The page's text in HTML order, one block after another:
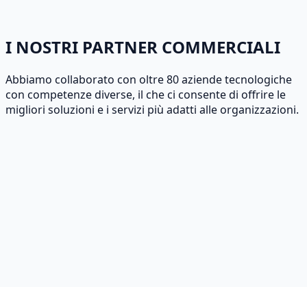
I NOSTRI PARTNER COMMERCIALI
Abbiamo collaborato con oltre 80 aziende tecnologiche
con competenze diverse, il che ci consente di offrire le
migliori soluzioni e i servizi più adatti alle organizzazioni.